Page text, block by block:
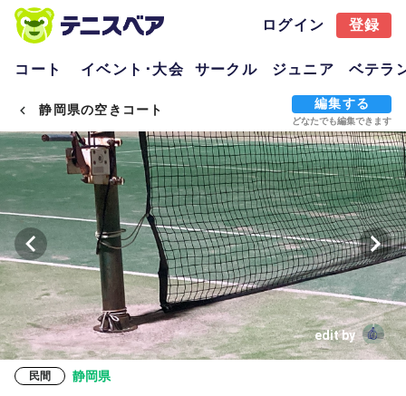
ログイン 登録
コート イベント･大会 サークル ジュニア ベテラ
静岡県の空きコート 編集する
どなたでも編集できます
edit by
民間 静岡県